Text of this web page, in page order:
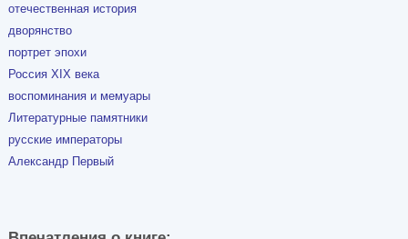
отечественная история
дворянство
портрет эпохи
Россия XIX века
воспоминания и мемуары
Литературные памятники
русские императоры
Александр Первый